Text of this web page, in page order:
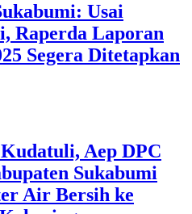
Usai
Raperda Laporan
Segera Ditetapkan
Aep DPC
Sukabumi
Air Bersih ke